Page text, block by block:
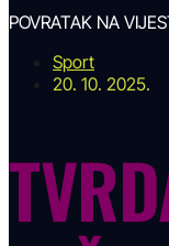
POVRATAK NA
Sport
20. 10. 2025.